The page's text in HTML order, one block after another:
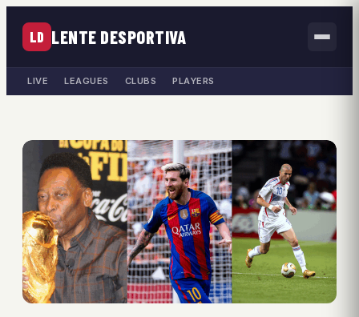
LD LENTE DESPORTIVA
LIVE LEAGUES CLUBS PLAYERS